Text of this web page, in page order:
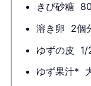
きび砂糖
溶き卵 2個
ゆずの皮 1/
ゆず果汁*